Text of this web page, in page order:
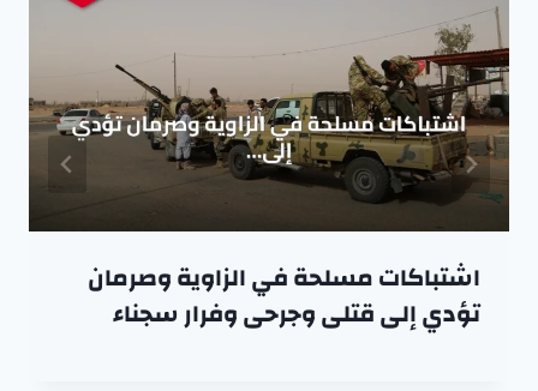
اشتباكات مسلحة في الزاوية وصرمان
تؤدي إلى قتلى وجرحى وفرار سجناء